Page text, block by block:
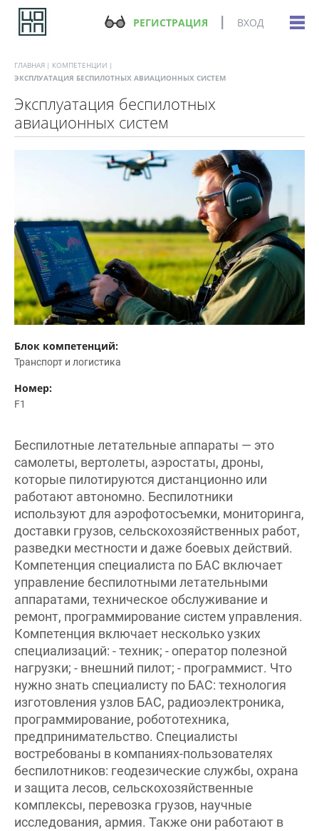
РЕГИСТРАЦИЯ ВХОД
ГЛАВНАЯ КОМПЕТЕНЦИИ
ЭКСПЛУАТАЦИЯ БЕСПИЛОТНЫХ АВИАЦИОННЫХ СИСТЕМ
Эксплуатация беспилотных
авиационных систем
Блок компетенций:
Транспорт и логистика
самолеты, вертолеты, аэростаты, дроны,
которые пилотируются дистанционно или
работают автономно. Беспилотники
используют для аэрофотосъемки, мониторинга,
доставки грузов, сельскохозяйственных работ,
разведки местности и даже боевых действий.
Компетенция специалиста по БАС включает
управление беспилотными летательными
аппаратами, техническое обслуживание и
ремонт, программирование систем управления.
Компетенция включает несколько узких
специализаций: - техник; - оператор полезной
нагрузки; - внешний пилот; - программист. Что
нужно знать специалисту по БАС: технология
изготовления узлов БАС, радиоэлектроника,
программирование, робототехника,
предпринимательство. Специалисты
востребованы в компаниях-пользователях
беспилотников: геодезические службы, охрана
и защита лесов, сельскохозяйственные
комплексы, перевозка грузов, научные
исследования, армия. Также они работают в
сервисных центрах компаний-производителей